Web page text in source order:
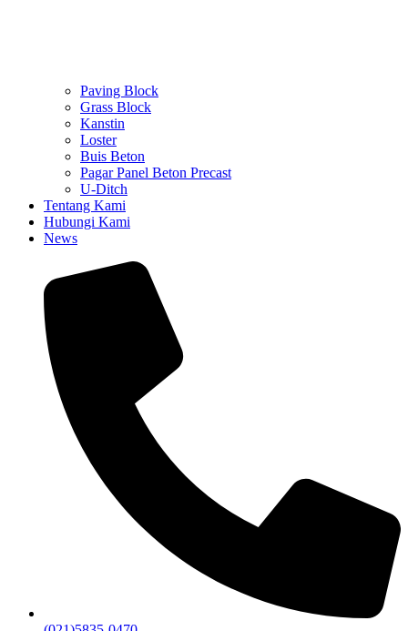
Paving Block
Grass Block
Kanstin
Loster
Buis Beton
Pagar Panel Beton Precast
U-Ditch
Tentang Kami
Hubungi Kami
News